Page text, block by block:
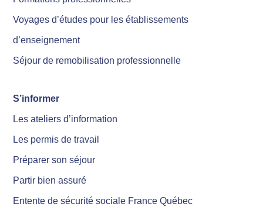
Voyages d’études pour les établissements
d’enseignement
Séjour de remobilisation professionnelle
S’informer
Les ateliers d’information
Les permis de travail
Préparer son séjour
Partir bien assuré
Entente de sécurité sociale France Québec